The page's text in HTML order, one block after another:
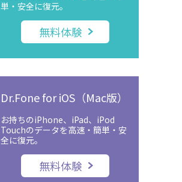
単・安全に復元。
無料体験
Dr.Fone for iOS（Mac版）
お持ちのiPhone、iPad、iPod
Touchのデータを高速・簡単・安
全に復元。
無料体験